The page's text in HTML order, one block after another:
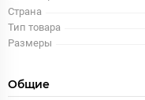
Страна
Тип товара
Размеры
Общие